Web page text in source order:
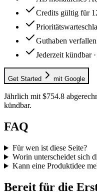
Credits gültig für
Guthaben
Jederzeit kündbar
Get Started mit Google
Jährlich mit $754.8
kündbar.
FAQ
Für wen ist diese Seite?
Worin unterscheidet sich
Kann eine Produktidee
Bereit für die